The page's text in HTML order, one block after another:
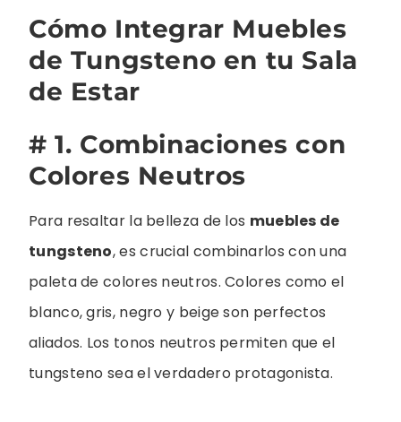
Cómo Integrar Muebles
de Tungsteno en tu Sala
de Estar
# 1. Combinaciones con
Colores Neutros
Para resaltar la belleza de los muebles de
tungsteno, es crucial combinarlos con una
paleta de colores neutros. Colores como el
blanco, gris, negro y beige son perfectos
aliados. Los tonos neutros permiten que el
tungsteno sea el verdadero protagonista.